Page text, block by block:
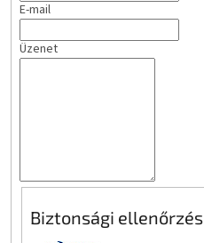
E-mail
Üzenet
Biztonsági ellenőrzés